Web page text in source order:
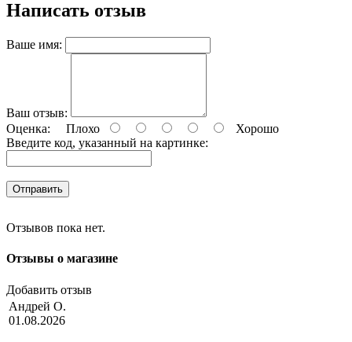
Написать отзыв
Ваше имя:
Ваш отзыв:
Оценка:
Плохо
Хорошо
Введите код, указанный на картинке:
Отправить
Отзывов пока нет.
Отзывы о магазине
Добавить отзыв
Андрей О.
01.08.2026